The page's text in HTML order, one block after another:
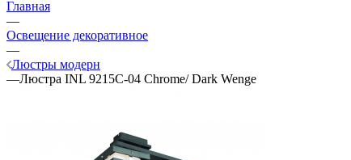
Главная
—
Освещение декоративное
—
Люстры модерн
—Люстра INL 9215C-04 Chrome/ Dark Wenge